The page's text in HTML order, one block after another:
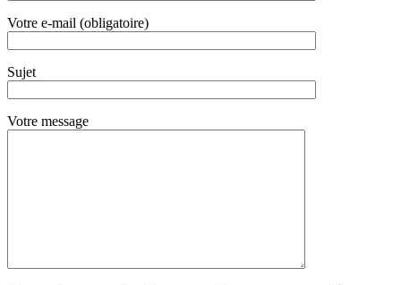
Votre e-mail (obligatoire)
Sujet
Votre message